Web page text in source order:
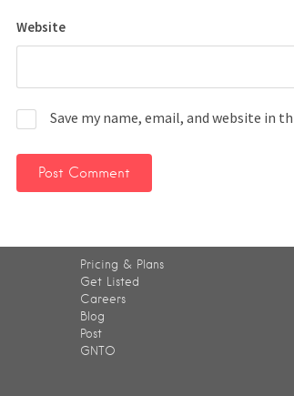
Website
Save my name, email, and website in
Pricing & Plans
Get Listed
Careers
Blog
Post
GNTO